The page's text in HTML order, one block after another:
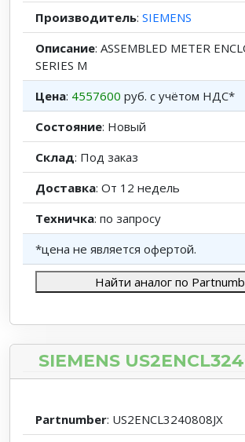
Производитель: SIEMENS
Описание: ASSEMBLED METER
SERIES M
Цена: 4557600 руб. с учётом НДС*
Состояние: Новый
Склад: Под заказ
Доставка: От 12 недель
Техничка: по запросу
*цена не является офертой.
Найти аналог по
SIEMENS
Partnumber: US2ENCL3240808JX